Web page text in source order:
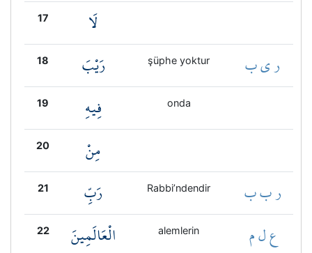
17 لَا
18 رَيْبَ şüphe yoktur ر ي ب
19 فِيهِ onda
20 مِنْ
21 رَبِّ Rabbi’ndendir ر ب ب
22 الْعَالَمِينَ alemlerin ع ل م